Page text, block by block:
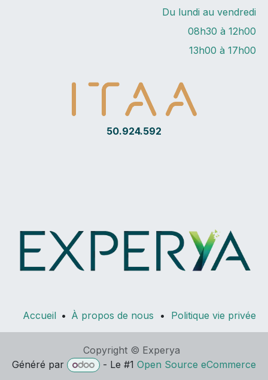
Du lundi au vendredi
08h30 à 12h00
13h00 à 17h00
50.924.592
Accueil • À propos de nous • Politique vie privée
Copyright © Experya
Généré par
- Le #1 Open Source eCommerce